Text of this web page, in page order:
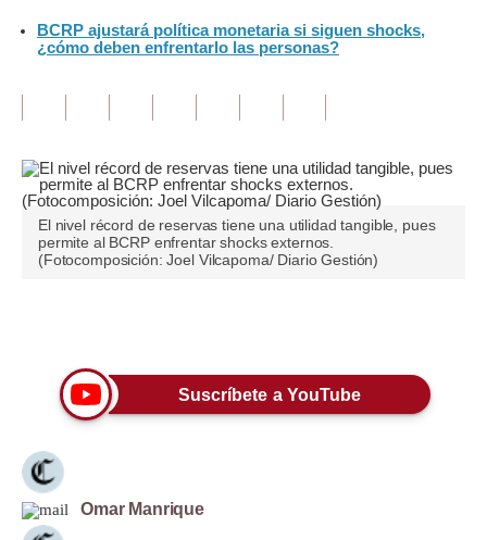
Editorial
Pregunta de hoy
Tendencias
Lujo
Viajes
Mundo
México
España
BCRP ajustará política monetaria si siguen shocks,
¿cómo deben enfrentarlo las personas?
El nivel récord de reservas tiene una utilidad tangible, pues
permite al BCRP enfrentar shocks externos.
(Fotocomposición: Joel Vilcapoma/ Diario Gestión)
Suscríbete a YouTube
Omar Manrique